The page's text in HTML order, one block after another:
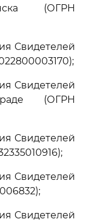
(ОГРН
Свидетелей
Свидетелей
(ОГРН
Свидетелей
Свидетелей
Свидетелей